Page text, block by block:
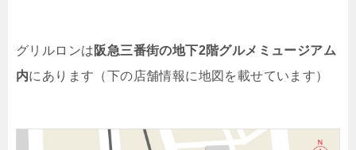
グリルロンは阪急三番街の地下2階グルメミュージアム
内にあります（下の店舗情報に地図を載せています）